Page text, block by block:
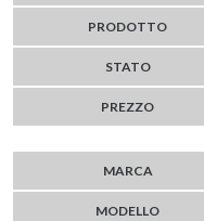
PRODOTTO
STATO
PREZZO
MARCA
MODELLO